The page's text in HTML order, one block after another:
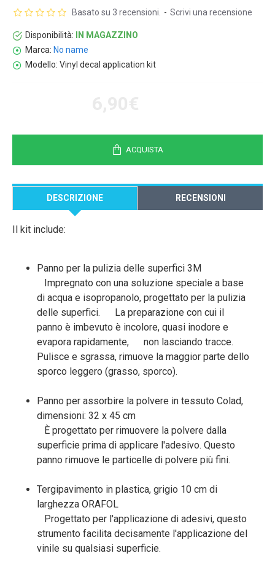
Disponibilità:
IN MAGAZZINO
Marca: No name
Modello: Vinyl decal application kit
Basato su 3 recensioni. - Scrivi una recensione
ACQUISTA
DESCRIZIONE RECENSIONI
Il kit include:
Panno per la pulizia delle superfici 3M
Impregnato con una soluzione speciale a base
di acqua e isopropanolo, progettato per la pulizia
delle superfici. La preparazione con cui il
panno è imbevuto è incolore, quasi inodore e
evapora rapidamente, non lasciando tracce.
Pulisce e sgrassa, rimuove la maggior parte dello
sporco leggero (grasso, sporco).
Panno per assorbire la polvere in tessuto Colad,
dimensioni: 32 x 45 cm
È progettato per rimuovere la polvere dalla
superficie prima di applicare l'adesivo. Questo
panno rimuove le particelle di polvere più fini.
Tergipavimento in plastica, grigio 10 cm di
larghezza ORAFOL
Progettato per l'applicazione di adesivi, questo
strumento facilita decisamente l'applicazione del
vinile su qualsiasi superficie.